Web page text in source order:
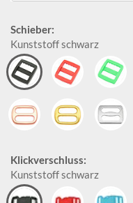
Schieber:
Kunststoff schwarz
Klickverschluss:
Kunststoff schwarz